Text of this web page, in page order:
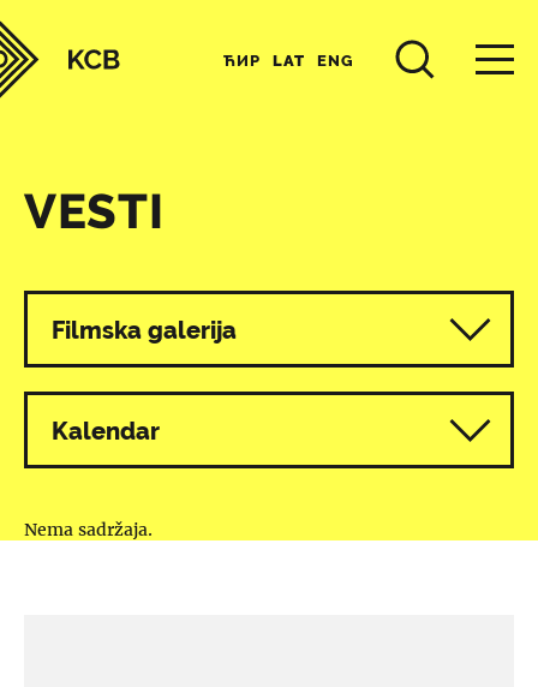
ЋИР LAT ENG
VESTI
Svi programi
Filmska galerija
Kalendar
Nema sadržaja.